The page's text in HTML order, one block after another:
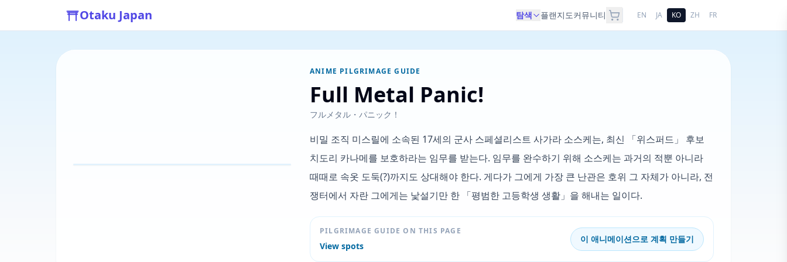
Otaku Japan 탐색 플랜지도커뮤니티 EN JA KO ZH FR
ANIME PILGRIMAGE GUIDE
Full Metal Panic!
フルメタル・パニック！
비밀 조직 미스릴에 소속된 17세의 군사 스페셜리스트 사가라 소스케는, 최신 「위스퍼드」 후보
치도리 카나메를 보호하라는 임무를 받는다. 임무를 완수하기 위해 소스케는 과거의 적뿐 아니라
때때로 속옷 도둑(?)까지도 상대해야 한다. 게다가 그에게 가장 큰 난관은 호위 그 자체가 아니라, 전
쟁터에서 자란 그에게는 낯설기만 한 「평범한 고등학생 생활」을 해내는 일이다.
PILGRIMAGE GUIDE ON THIS PAGE
View spots
이 애니메이션으로 계획 만들기